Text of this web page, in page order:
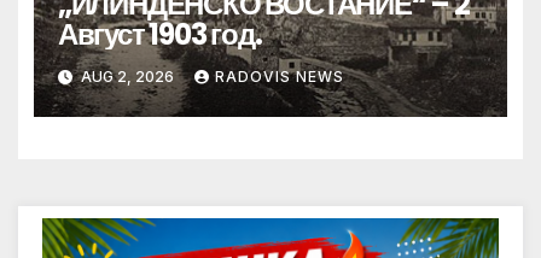
Август 1903 год.
AUG 2, 2026 RADOVIS NEWS